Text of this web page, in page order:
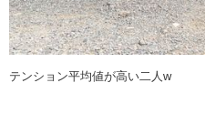
テンション平均値が高い二人w